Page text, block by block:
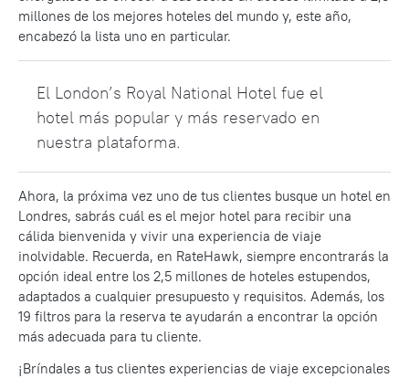
millones de los mejores hoteles del mundo y, este año,
encabezó la lista uno en particular.
El London’s Royal National Hotel fue el
hotel más popular y más reservado en
nuestra plataforma.
Ahora, la próxima vez uno de tus clientes busque un hotel en
Londres, sabrás cuál es el mejor hotel para recibir una
cálida bienvenida y vivir una experiencia de viaje
inolvidable. Recuerda, en RateHawk, siempre encontrarás la
opción ideal entre los 2,5 millones de hoteles estupendos,
adaptados a cualquier presupuesto y requisitos. Además, los
19 filtros para la reserva te ayudarán a encontrar la opción
más adecuada para tu cliente.
¡Bríndales a tus clientes experiencias de viaje excepcionales